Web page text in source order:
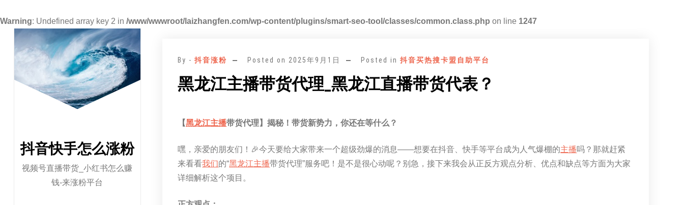
Warning: Undefined array key 2 in /www/wwwroot/laizhangfen.com/wp-content/plugins/smart-seo-tool/classes/common.class.php on line 1247
抖音快手怎么涨粉
视频号直播带货_小红书怎么赚
钱-来涨粉平台
By -抖音涨粉 Posted on 2025年9月1日 Posted in抖音买热搜卡盟自助平台
黑龙江主播带货代理_黑龙江直播带货代表？
【黑龙江主播带货代理】揭秘！带货新势力，你还在等什么？
嘿，亲爱的朋友们！🎉今天要给大家带来一个超级劲爆的消息——想要在抖音、快手等平台成为人气爆棚的主播吗？那就赶紧
来看看我们的“黑龙江主播带货代理”服务吧！是不是很心动呢？别急，接下来我会从正反方观点分析、优点和缺点等方面为大家
详细解析这个项目。